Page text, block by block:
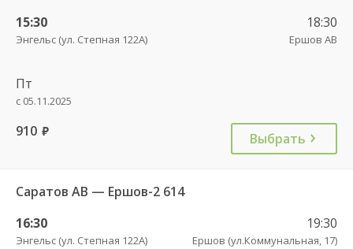
15:30
Энгельс (ул. Степная 122А)
18:30
Ершов АВ
Пт
с 05.11.2025
910 руб. Выбрать
Саратов АВ — Ершов-2 614
16:30
Энгельс (ул. Степная 122А)
19:30
Ершов (ул.Коммунальная, 17)